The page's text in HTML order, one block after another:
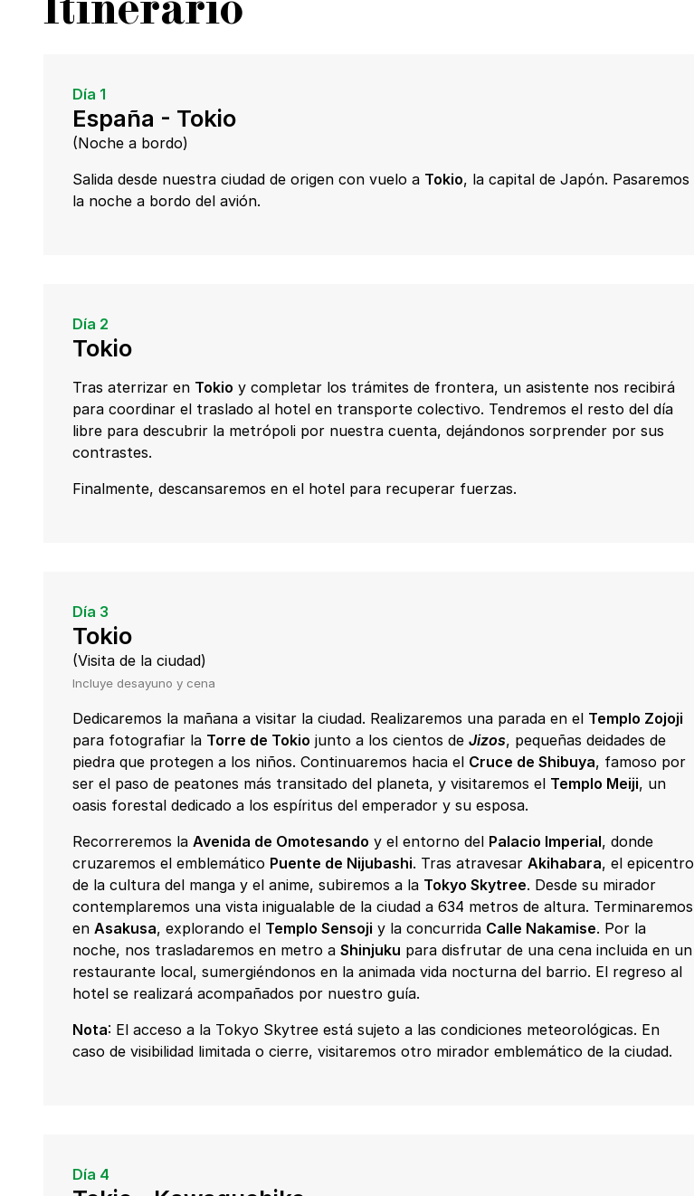
Día 1
España - Tokio
(Noche a bordo)
Salida desde nuestra ciudad de origen con vuelo a Tokio, la capital de Japón. Pasaremos
la noche a bordo del avión.
Día 2
Tokio
Tras aterrizar en Tokio y completar los trámites de frontera, un asistente nos recibirá
para coordinar el traslado al hotel en transporte colectivo. Tendremos el resto del día
libre para descubrir la metrópoli por nuestra cuenta, dejándonos sorprender por sus
contrastes.
Finalmente, descansaremos en el hotel para recuperar fuerzas.
Día 3
Tokio
(Visita de la ciudad)
Incluye desayuno y cena
Dedicaremos la mañana a visitar la ciudad. Realizaremos una parada en el Templo Zojoji
para fotografiar la Torre de Tokio junto a los cientos de Jizos, pequeñas deidades de
piedra que protegen a los niños. Continuaremos hacia el Cruce de Shibuya, famoso por
ser el paso de peatones más transitado del planeta, y visitaremos el Templo Meiji, un
oasis forestal dedicado a los espíritus del emperador y su esposa.
Recorreremos la Avenida de Omotesando y el entorno del Palacio Imperial, donde
cruzaremos el emblemático Puente de Nijubashi. Tras atravesar Akihabara, el epicentro
de la cultura del manga y el anime, subiremos a la Tokyo Skytree. Desde su mirador
contemplaremos una vista inigualable de la ciudad a 634 metros de altura. Terminaremos
en Asakusa, explorando el Templo Sensoji y la concurrida Calle Nakamise. Por la
noche, nos trasladaremos en metro a Shinjuku para disfrutar de una cena incluida en un
restaurante local, sumergiéndonos en la animada vida nocturna del barrio. El regreso al
hotel se realizará acompañados por nuestro guía.
Nota: El acceso a la Tokyo Skytree está sujeto a las condiciones meteorológicas. En
caso de visibilidad limitada o cierre, visitaremos otro mirador emblemático de la ciudad.
Día 4